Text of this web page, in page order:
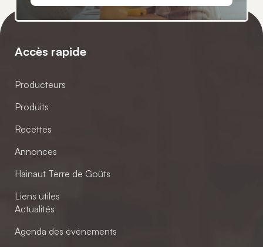
Accès rapide
Producteurs
Produits
Recettes
Annonces
Hainaut Terre de Goûts
Liens utiles
Actualités
Agenda des événements